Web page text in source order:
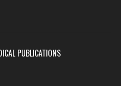
PUBLICATIONS